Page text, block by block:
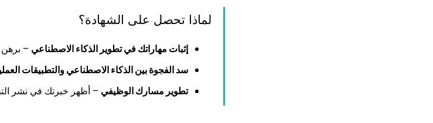
لماذا تحصل على الشهادة؟
إثبات مهاراتك في تطوير الذكاء الاصطناعي –
سد الفجوة بين الذكاء الاصطناعي والتطبيقات
تطوير مسارك الوظيفي – أظهر خبرتك في نشر